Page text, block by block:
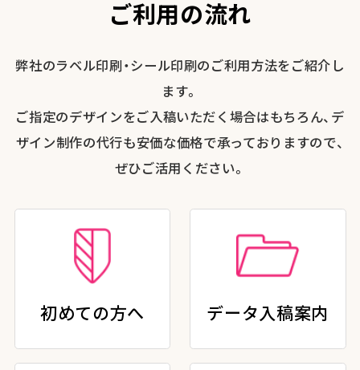
ご利用の流れ
弊社のラベル印刷・シール印刷のご利用方法をご紹介し
ます。
ご指定のデザインをご入稿いただく場合はもちろん、デ
ザイン制作の代行も安価な価格で承っておりますので、
ぜひご活用ください。
初めての方へ データ入稿案内